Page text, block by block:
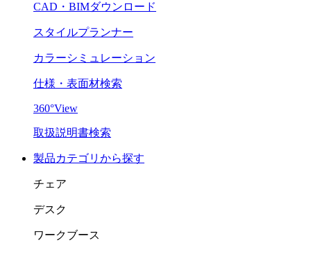
CAD・BIMダウンロード
スタイルプランナー
カラーシミュレーション
仕様・表面材検索
360°View
取扱説明書検索
製品カテゴリから探す
チェア
デスク
ワークブース